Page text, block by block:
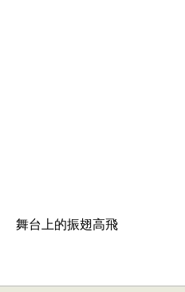
舞台上的振翅高飛